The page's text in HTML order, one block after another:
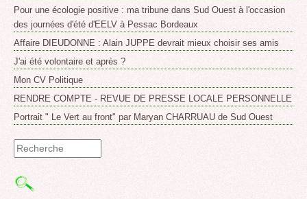
Pour une écologie positive : ma tribune dans Sud Ouest à l'occasion
des journées d'été d'EELV à Pessac Bordeaux
Affaire DIEUDONNE : Alain JUPPE devrait mieux choisir ses amis
J'ai été volontaire et après ?
Mon CV Politique
RENDRE COMPTE - REVUE DE PRESSE LOCALE PERSONNELLE
Portrait " Le Vert au front" par Maryan CHARRUAU de Sud Ouest
Formulaire
de